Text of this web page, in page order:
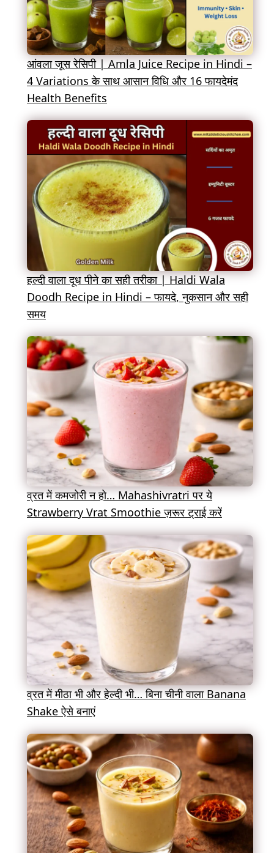
आंवला जूस रेसिपी | Amla Juice Recipe in Hindi –
4 Variations के साथ आसान विधि और 16 फायदेमंद
Health Benefits
हल्दी वाला दूध पीने का सही तरीका | Haldi Wala
Doodh Recipe in Hindi – फायदे, नुकसान और सही
समय
व्रत में कमजोरी न हो… Mahashivratri पर ये
Strawberry Vrat Smoothie ज़रूर ट्राई करें
व्रत में मीठा भी और हेल्दी भी… बिना चीनी वाला Banana
Shake ऐसे बनाएं